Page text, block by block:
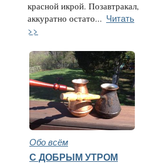
красной икрой. Позавтракал,
аккуратно остато... Читать
>>
Обо всём
С ДОБРЫМ УТРОМ